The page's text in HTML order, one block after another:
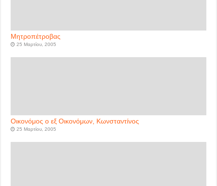
Μητροπέτροβας
25 Μαρτίου, 2005
Οικονόμος ο εξ Οικονόμων, Κωνσταντίνος
25 Μαρτίου, 2005